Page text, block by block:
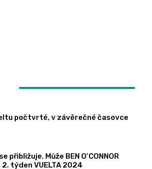
počtvrté, v závěrečné časovce
přibližuje. Může BEN O’CONNOR
týden VUELTA 2024